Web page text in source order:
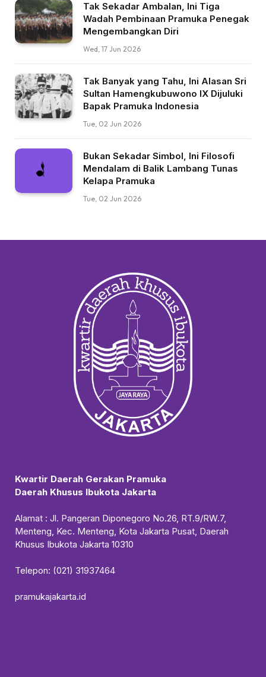
Tak Sekadar Ambalan, Ini Tiga
Wadah Pembinaan Pramuka Penegak
Mengembangkan Diri
Wed, 17 Jun 2026
Tak Banyak yang Tahu, Ini Alasan Sri
Sultan Hamengkubuwono IX Dijuluki
Bapak Pramuka Indonesia
Tue, 02 Jun 2026
Bukan Sekadar Simbol, Ini Filosofi
Mendalam di Balik Lambang Tunas
Kelapa Pramuka
Tue, 02 Jun 2026
Kwartir Daerah Gerakan Pramuka
Daerah Khusus Ibukota Jakarta
Alamat : Jl. Pangeran Diponegoro No.26, RT.9/RW.7,
Menteng, Kec. Menteng, Kota Jakarta Pusat, Daerah
Khusus Ibukota Jakarta 10310
Telepon: (021) 31937464
pramukajakarta.id